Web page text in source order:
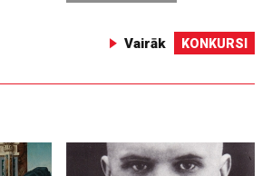
Vairāk KONKURSI